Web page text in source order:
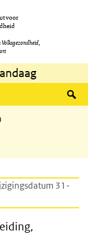
voor
31-